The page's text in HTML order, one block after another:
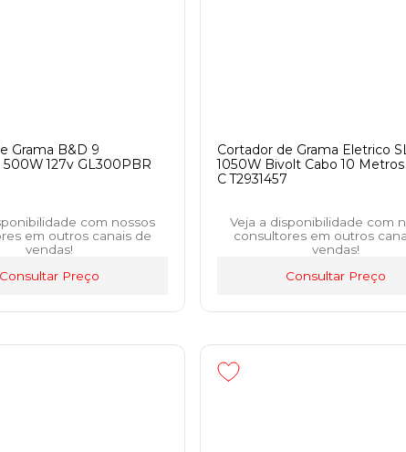
Grama B&D 9
127v GL300PBR
com nossos
em outros canais de
vendas!
Consultar Preço
Cortador de Grama Eletrico
1050W Bivolt Cabo 10
C T2931457
Veja a disponibilidade com
consultores em outros
vendas!
Consultar Preço